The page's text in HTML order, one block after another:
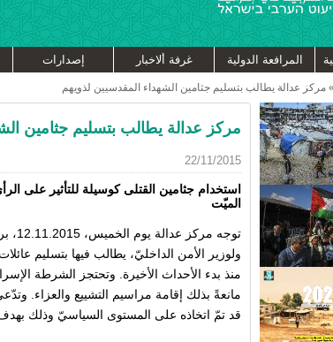
المرافعة الدولية غرفة ألاخبار إصدارات
» مركز عدالة يطالب بتسليم جثامين الشهداء المقدسيين لذويهم
مركز عدالة يطالب بتسليم جثامين
22/11/2015
استخدام جثامين القتلى كوسيلة للتأثير على
الميّت
توجه
ولوزير الأمن الداخليّ، يطالب فيها بتسليم
مانعةً بذلك إقامة مراسيم التشييع والعزاء.
قد تمّ اتخاذه على المستوى السياسيّ وذلك بهدف